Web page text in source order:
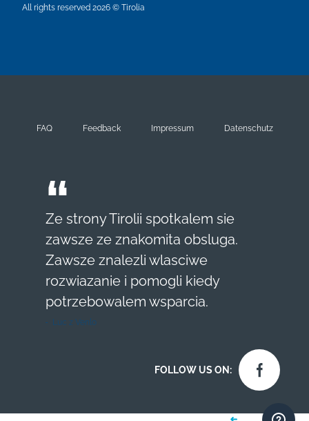
All rights reserved 2026 © Tirolia
FAQ Feedback Impressum Datenschutz
Ze strony Tirolii spotkalem sie
zawsze ze znakomita obsluga.
Zawsze znalezli wlasciwe
rozwiazanie i pomogli kiedy
potrzebowalem wsparcia.
Luc z Venlo
FOLLOW US ON: